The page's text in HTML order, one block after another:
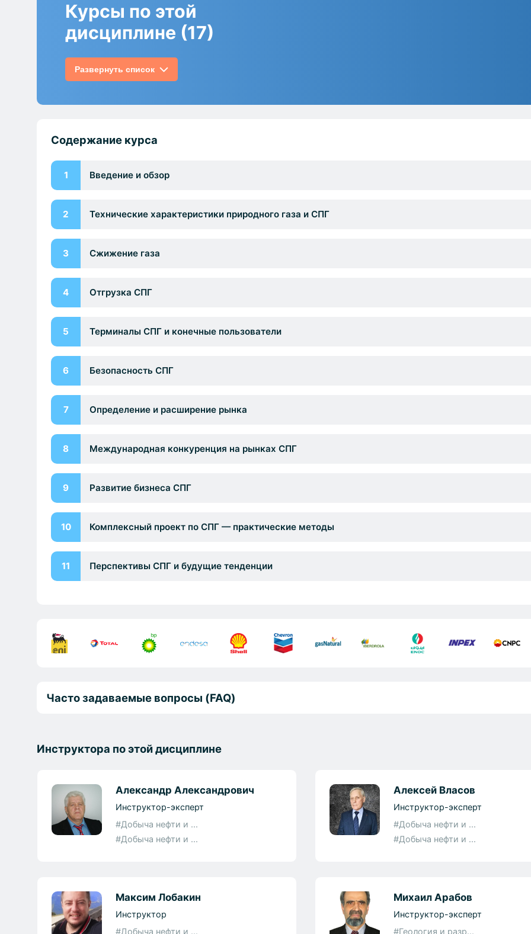
Курсы по этой
дисциплине (17)
Развернуть список
Содержание курса
1 Введение и обзор
2 Технические характеристики природного газа и СПГ
3 Сжижение газа
4 Отгрузка СПГ
5 Терминалы СПГ и конечные пользователи
6 Безопасность СПГ
7 Определение и расширение рынка
8 Международная конкуренция на рынках СПГ
9 Развитие бизнеса СПГ
10 Комплексный проект по СПГ — практические методы
11 Перспективы СПГ и будущие тенденции
Часто задаваемые вопросы (FAQ)
Инструктора по этой дисциплине
Александр Александрович
Инструктор-эксперт
#Добыча нефти и ...
#Добыча нефти и ...
Алексей Власов
Инструктор-эксперт
#Добыча нефти и ...
#Добыча нефти и ...
Максим Лобакин
Инструктор
#Добыча нефти и ...
Михаил Арабов
Инструктор-эксперт
#Геология и разр...